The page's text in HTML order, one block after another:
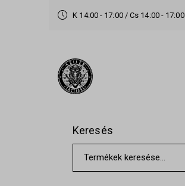
K 14:00 - 17:00 / Cs 14:00 - 17:00
Keresés